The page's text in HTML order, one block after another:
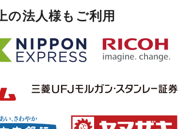
法人様もご利用